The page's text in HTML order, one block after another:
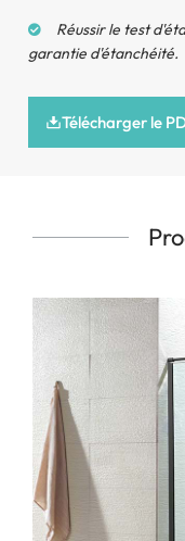
Réussir le test
garantie d'étanchéité.
Télécharger le